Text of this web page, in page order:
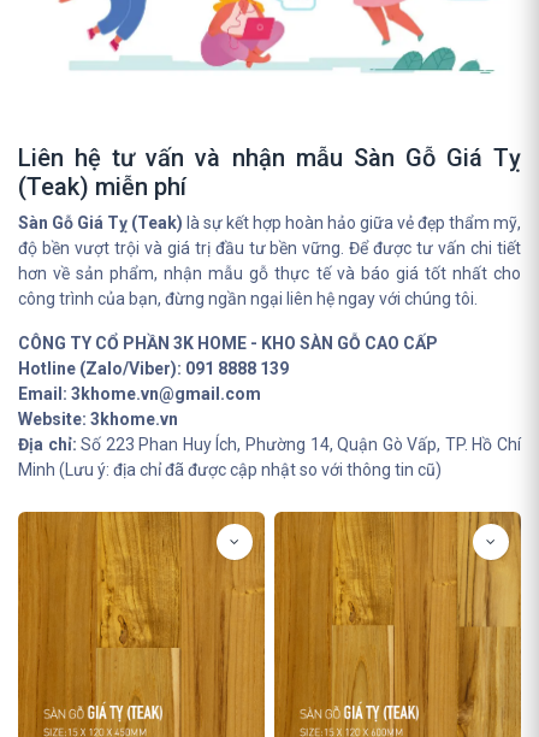
Liên hệ tư vấn và nhận mẫu Sàn Gỗ Giá Tỵ
(Teak) miễn phí
Sàn Gỗ Giá Tỵ (Teak) là sự kết hợp hoàn hảo giữa vẻ đẹp thẩm mỹ,
độ bền vượt trội và giá trị đầu tư bền vững. Để được tư vấn chi tiết
hơn về sản phẩm, nhận mẫu gỗ thực tế và báo giá tốt nhất cho
công trình của bạn, đừng ngần ngại liên hệ ngay với chúng tôi.
CÔNG TY CỔ PHẦN 3K HOME - KHO SÀN GỖ CAO CẤP
Hotline (Zalo/Viber): 091 8888 139
Email: 3khome.vn@gmail.com
Website: 3khome.vn
Địa chỉ: Số 223 Phan Huy Ích, Phường 14, Quận Gò Vấp, TP. Hồ Chí
Minh (Lưu ý: địa chỉ đã được cập nhật so với thông tin cũ)